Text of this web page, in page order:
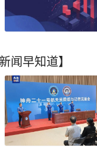
闻早知道】